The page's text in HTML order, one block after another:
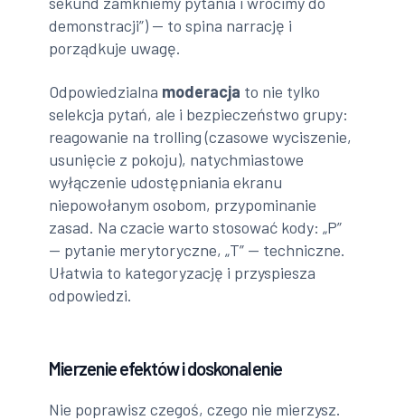
demonstracji”) — to spina narrację i
porządkuje uwagę.
Odpowiedzialna moderacja to nie tylko
selekcja pytań, ale i bezpieczeństwo grupy:
reagowanie na trolling (czasowe wyciszenie,
usunięcie z pokoju), natychmiastowe
wyłączenie udostępniania ekranu
niepowołanym osobom, przypominanie
zasad. Na czacie warto stosować kody: „P”
— pytanie merytoryczne, „T” — techniczne.
Ułatwia to kategoryzację i przyspiesza
odpowiedzi.
Mierzenie efektów i doskonalenie
Nie poprawisz czegoś, czego nie mierzysz.